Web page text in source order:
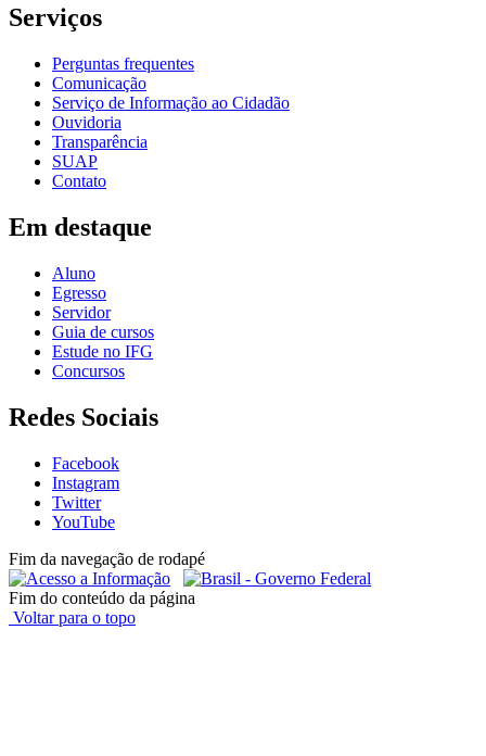
Serviços
Perguntas frequentes
Comunicação
Serviço de Informação ao Cidadão
Ouvidoria
Transparência
SUAP
Contato
Em destaque
Aluno
Egresso
Servidor
Guia de cursos
Estude no IFG
Concursos
Redes Sociais
Facebook
Instagram
Twitter
YouTube
Fim da navegação de rodapé
Fim do conteúdo da página
Voltar para o topo